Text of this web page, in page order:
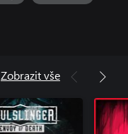
Zobrazit vše